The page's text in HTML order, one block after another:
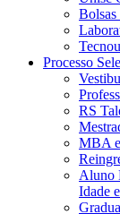
Bolsas
Processo
RS
MBA
Aluno
Idade